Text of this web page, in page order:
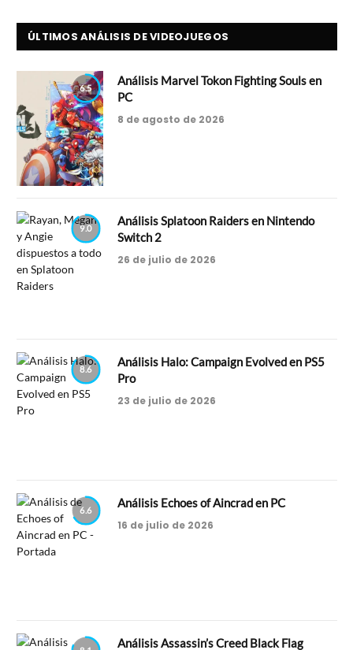
ÚLTIMOS ANÁLISIS DE VIDEOJUEGOS
6.5
Análisis Marvel Tokon Fighting Souls en
PC
8 de agosto de 2026
9.0
Análisis Splatoon Raiders en Nintendo
Switch 2
26 de julio de 2026
8.6
Análisis Halo: Campaign Evolved en PS5
Pro
23 de julio de 2026
6.6
Análisis Echoes of Aincrad en PC
16 de julio de 2026
Análisis Assassin’s Creed Black Flag